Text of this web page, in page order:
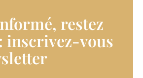
restez
inscrivez-vous